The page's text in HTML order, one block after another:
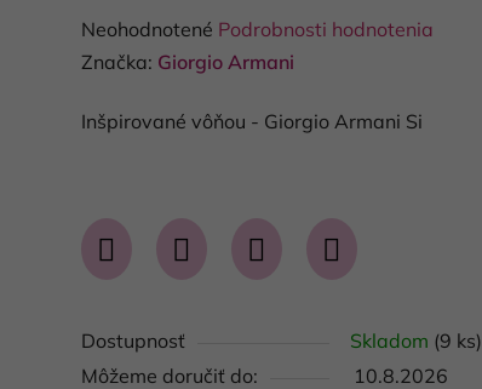
Priemerné
hodnotenie
je
5
hviezdičiek.
Neohodnotené Podrobnosti hodnotenia
Značka: Giorgio Armani
Inšpirované vôňou - Giorgio Armani Si
Dostupnosť Skladom (9 ks)
Môžeme doručiť do:
10.8.2026